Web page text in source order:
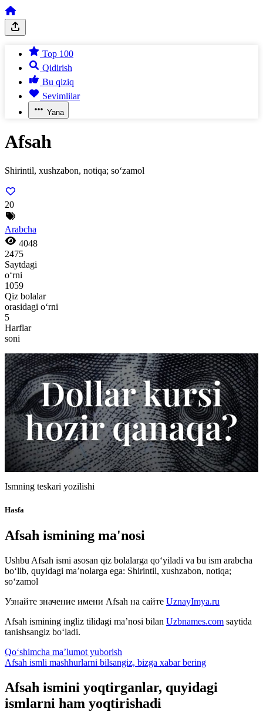
Top 100
Qidirish
Bu qiziq
Sevimlilar
Yana
Afsah
Shirintil, xushzabon, notiqa; so‘zamol
20
Arabcha
4048
2475
Saytdagi
o‘rni
1059
Qiz bolalar
orasidagi o‘rni
5
Harflar
soni
Ismning teskari yozilishi
Hasfa
Afsah ismining ma'nosi
Ushbu Afsah ismi asosan qiz bolalarga qo‘yiladi va bu ism arabcha
bo‘lib, quyidagi ma’nolarga ega: Shirintil, xushzabon, notiqa;
so‘zamol
Узнайте значение имени Afsah на сайте UznayImya.ru
Afsah ismining ingliz tilidagi ma’nosi bilan Uzbnames.com saytida
tanishsangiz bo‘ladi.
Qo‘shimcha ma’lumot yuborish
Afsah ismli mashhurlarni bilsangiz, bizga xabar bering
Afsah ismini yoqtirganlar, quyidagi
ismlarni ham yoqtirishadi